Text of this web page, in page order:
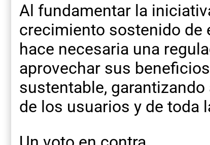
Al fundamentar la
crecimiento sostenido de
hace necesaria una
aprovechar sus
sustentable,
de los usuarios y de toda